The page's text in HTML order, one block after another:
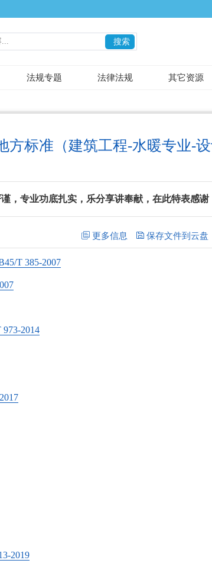
搜索
法规专题 法律法规 其它资源
方标准（建筑工程-水暖专业-
，专业功底扎实，乐分享讲奉献，在此特表感谢
T 385-2007
2014
2019